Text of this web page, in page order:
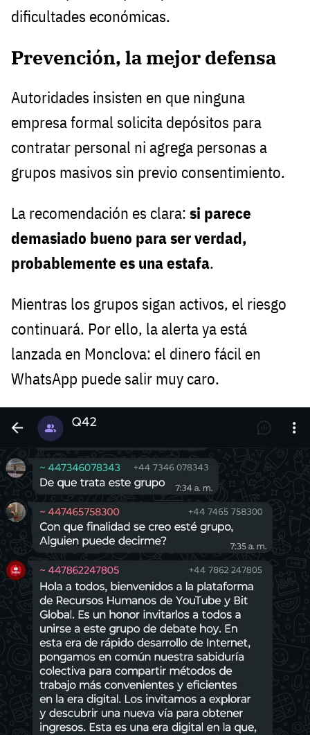
dificultades económicas.
Prevención, la mejor defensa
Autoridades insisten en que ninguna
empresa formal solicita depósitos para
contratar personal ni agrega personas a
grupos masivos sin previo consentimiento.
La recomendación es clara: si parece
demasiado bueno para ser verdad,
probablemente es una estafa.
Mientras los grupos sigan activos, el riesgo
continuará. Por ello, la alerta ya está
lanzada en Monclova: el dinero fácil en
WhatsApp puede salir muy caro.